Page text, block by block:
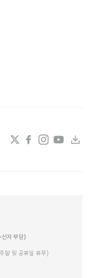
말 및 공휴일 휴무)